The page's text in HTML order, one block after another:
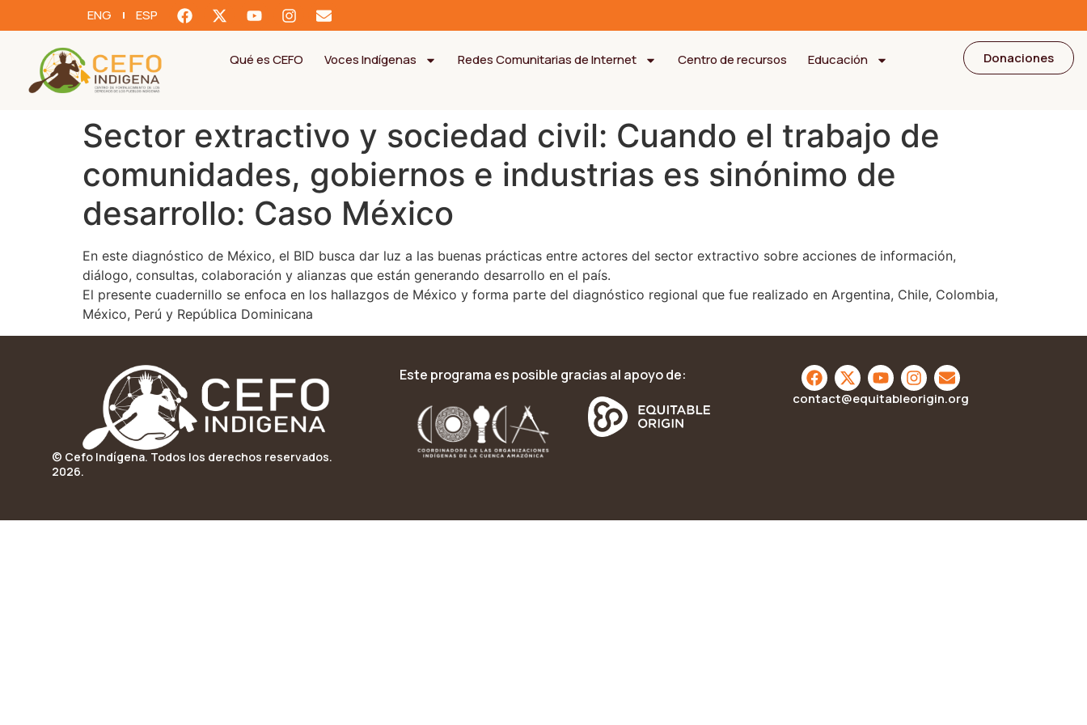
ENG ESP
Qué es CEFO Voces Indígenas Redes Comunitarias de Internet Centro de recursos Educación Donaciones
Sector extractivo y sociedad civil: Cuando el trabajo de
comunidades, gobiernos e industrias es sinónimo de
desarrollo: Caso México
En este diagnóstico de México, el BID busca dar luz a las buenas prácticas entre actores del sector extractivo sobre acciones de información,
diálogo, consultas, colaboración y alianzas que están generando desarrollo en el país.
El presente cuadernillo se enfoca en los hallazgos de México y forma parte del diagnóstico regional que fue realizado en Argentina, Chile, Colombia,
México, Perú y República Dominicana
© Cefo Indígena. Todos los derechos reservados.
2026.
Este programa es posible gracias al apoyo de:
contact@equitableorigin.org